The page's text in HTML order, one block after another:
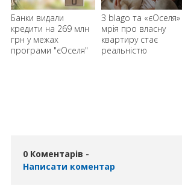
Банки видали
кредити на 269 млн
грн у межах
програми "єОселя"
З blago та «єОселя»
мрія про власну
квартиру стає
реальністю
0 Коментарів -
Написати коментар